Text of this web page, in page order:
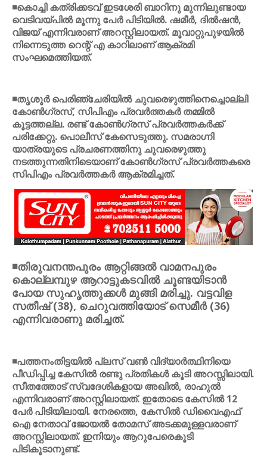
◾കൊച്ചി കത്രിക്കടവ് ഇടശേരി ബാറിനു മുന്നിലുണ്ടായ
വെടിവയ്പില്‍ മൂന്നു പേര്‍ പിടിയില്‍. ഷമീര്‍, ദില്‍ഷന്‍,
വിജയ് എന്നിവരാണ് അറസ്റ്റിലായത്. മൂവാറ്റുപുഴയില്‍
നിന്നെടുത്ത റെന്റ് എ കാറിലാണ് ആക്രമി
സംഘമെത്തിയത്.
◾തൃശൂര്‍ പെരിഞ്ചേരിയില്‍ ചുവരെഴുത്തിനെച്ചൊല്ലി
കോണ്‍ഗ്രസ്, സിപിഎം പ്രവര്‍ത്തകര്‍ തമ്മില്‍
കൂട്ടത്തല്ല. രണ്ട് കോണ്‍ഗ്രസ് പ്രവര്‍ത്തകര്‍ക്ക്
പരിക്കേറ്റു. പൊലീസ് കേസെടുത്തു. സമരാഗ്നി
യാത്രയുടെ പ്രചരണത്തിനു ചുവരെഴുത്തു
നടത്തുന്നതിനിടെയാണ് കോണ്‍ഗ്രസ് പ്രവര്‍ത്തകരെ
സിപിഎം പ്രവര്‍ത്തകര്‍ ആക്രമിച്ചത്.
◾തിരുവനന്തപുരം ആറ്റിങ്ങല്‍ വാമനപുരം
കൊല്ലമ്പുഴ ആറാട്ടുകടവില്‍ ചൂണ്ടയിടാന്‍
പോയ സുഹൃത്തുക്കള്‍ മുങ്ങി മരിച്ചു. വട്ടവിള
സതീഷ് (38), ചെറുവത്തിയോട് സെമീര്‍ (36)
എന്നിവരാണു മരിച്ചത്.
◾പത്തനംതിട്ടയില്‍ പ്ലസ് വണ്‍ വിദ്യാര്‍ത്ഥിനിയെ
പീഡിപ്പിച്ച കേസില്‍ രണ്ടു പ്രതികള്‍ കൂടി അറസ്സിലായി.
സീതത്തോട് സ്വദേശികളായ അഖില്‍, രാഹുല്‍
എന്നിവരാണ് അറസ്റ്റിലായത്. ഇതോടെ കേസില്‍ 12
പേര്‍ പിടിയിലായി. നേരത്തെ, കേസില്‍ ഡിവൈഎഫ്
ഐ നേതാവ് ജോയല്‍ തോമസ് അടക്കമുള്ളവരാണ്
അറസ്റ്റിലായത്. ഇനിയും ആറുപേരെകൂടി
പിടികൂടാനുണ്ട്.